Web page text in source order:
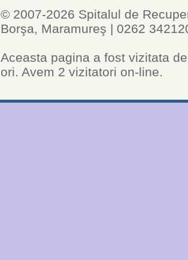
© 2007-2026 Spitalul de
Borşa, Maramureş | 0262
Aceasta pagina a fost vizitata
ori. Avem 2 vizitatori on-line.